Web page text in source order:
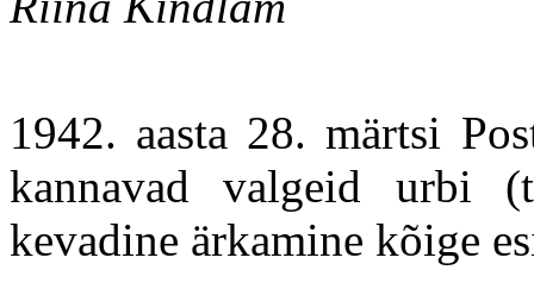
1942. aasta 28. märtsi
kannavad valgeid urbi
kevadine ärkamine kõige